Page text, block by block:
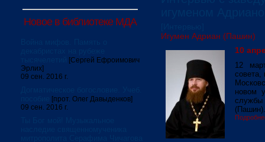
Новое в библиотеке МДА
[Сергей Ефроимович
Эрлих]
09 сен. 2016 г.
[прот. Олег Давыденков]
09 сен. 2016 г.
Игумен Адриан (Пашин)
10
12
совета,
новом
службы
(Пашин).